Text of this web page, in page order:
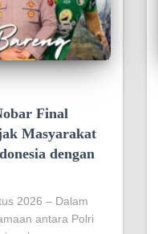
Final
Masyarakat
dengan
2026 – Dalam
antara Polri